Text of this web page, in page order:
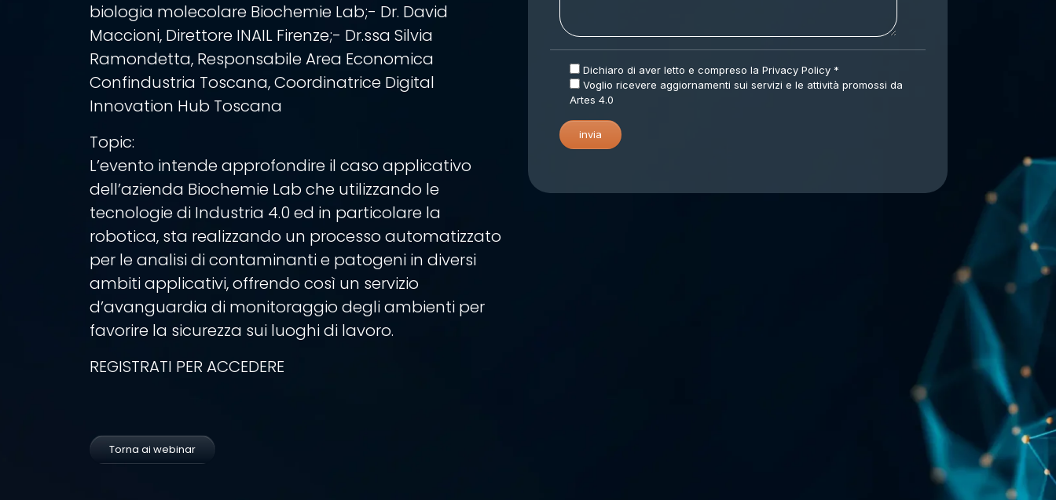
biologia molecolare Biochemie Lab;- Dr. David
Maccioni, Direttore INAIL Firenze;- Dr.ssa Silvia
Ramondetta, Responsabile Area Economica
Confindustria Toscana, Coordinatrice Digital
Innovation Hub Toscana
Topic:
L’evento intende approfondire il caso applicativo
dell’azienda Biochemie Lab che utilizzando le
tecnologie di Industria 4.0 ed in particolare la
robotica, sta realizzando un processo automatizzato
per le analisi di contaminanti e patogeni in diversi
ambiti applicativi, offrendo così un servizio
d’avanguardia di monitoraggio degli ambienti per
favorire la sicurezza sui luoghi di lavoro.
REGISTRATI PER ACCEDERE
Torna ai webinar
Dichiaro di aver letto e compreso la Privacy Policy *
Voglio ricevere aggiornamenti sui servizi e le attività promossi da
Artes 4.0